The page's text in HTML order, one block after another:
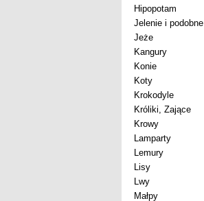
Hipopotam
Jelenie i podobne
Jeże
Kangury
Konie
Koty
Krokodyle
Króliki, Zające
Krowy
Lamparty
Lemury
Lisy
Lwy
Małpy